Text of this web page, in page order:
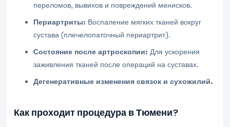
переломов, вывихов и повреждений менисков.
Периартриты: Воспаление мягких тканей вокруг
сустава (плечелопаточный периартрит).
Состояние после артроскопии: Для ускорения
заживления тканей после операций на суставах.
Дегенеративные изменения связок и сухожилий.
Как проходит процедура в Тюмени?